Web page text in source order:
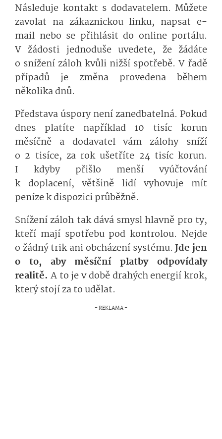
Následuje kontakt s dodavatelem. Můžete
zavolat na zákaznickou linku, napsat e-
mail nebo se přihlásit do online portálu.
V žádosti jednoduše uvedete, že žádáte
o snížení záloh kvůli nižší spotřebě. V řadě
případů je změna provedena během
několika dnů.
Představa úspory není zanedbatelná. Pokud
dnes platíte například 10 tisíc korun
měsíčně a dodavatel vám zálohy sníží
o 2 tisíce, za rok ušetříte 24 tisíc korun.
I kdyby přišlo menší vyúčtování
k doplacení, většině lidí vyhovuje mít
peníze k dispozici průběžně.
Snížení záloh tak dává smysl hlavně pro ty,
kteří mají spotřebu pod kontrolou. Nejde
o žádný trik ani obcházení systému.Jde jen
o to, aby měsíční platby odpovídaly
realitě. A to je v době drahých energií krok,
který stojí za to udělat.